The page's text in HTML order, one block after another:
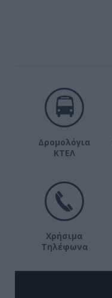
Δρομολόγια
ΚΤΕΛ
Χρήσιμα
Τηλέφωνα